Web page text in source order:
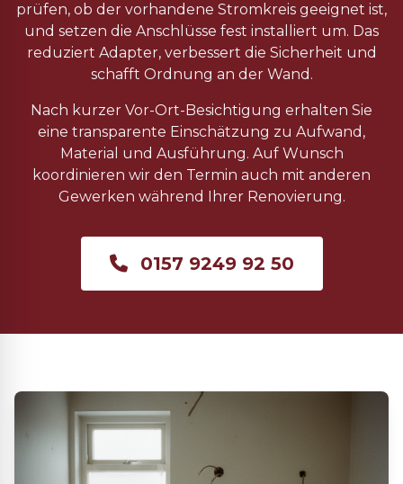
prüfen, ob der vorhandene Stromkreis geeignet ist,
und setzen die Anschlüsse fest installiert um. Das
reduziert Adapter, verbessert die Sicherheit und
schafft Ordnung an der Wand.
Nach kurzer Vor-Ort-Besichtigung erhalten Sie
eine transparente Einschätzung zu Aufwand,
Material und Ausführung. Auf Wunsch
koordinieren wir den Termin auch mit anderen
Gewerken während Ihrer Renovierung.
0157 9249 92 50